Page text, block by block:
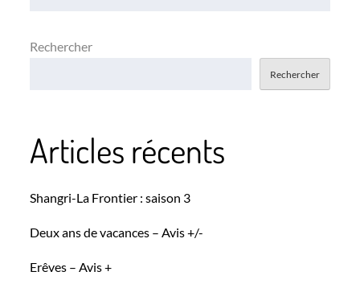
Rechercher
Rechercher
Articles récents
Shangri-La Frontier : saison 3
Deux ans de vacances – Avis +/-
Erêves – Avis +